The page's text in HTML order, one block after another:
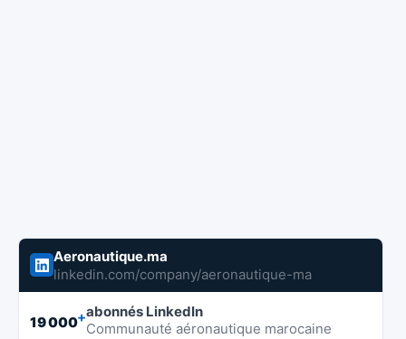
Aeronautique.ma
linkedin.com/company/aeronautique-ma
19 000+abonnés LinkedIn
Communauté aéronautique marocaine